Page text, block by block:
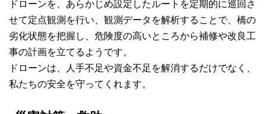
ドローンを、あらかじめ設定したルートを定期的に巡回さ
せて定点観測を行い、観測データを解析することで、橋の
劣化状態を把握し、危険度の高いところから補修や改良工
事の計画を立てるようです。
ドローンは、人手不足や資金不足を解消するだけでなく、
私たちの安全を守ってくれます。